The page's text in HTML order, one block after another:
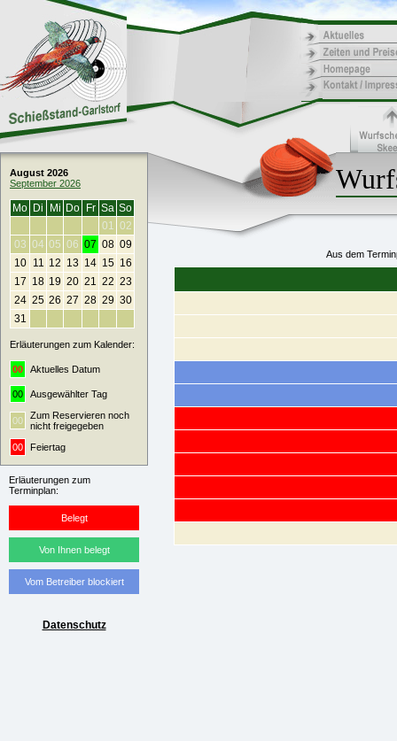
August 2026
September 2026
Mo Di Mi Do Fr Sa So
01 02
03 04 05 06 07 08 09
10
11 12 13 14 15 16
17 18 19 20 21 22 23
24 25 26 27 28 29 30
31
Erläuterungen zum Kalender:
00 Aktuelles Datum
00 Ausgewählter Tag
00
Zum Reservieren noch
nicht freigegeben
00
Feiertag
Erläuterungen zum
Terminplan:
Belegt
Von Ihnen belegt
Vom Betreiber blockiert
Datenschutz
Aus dem